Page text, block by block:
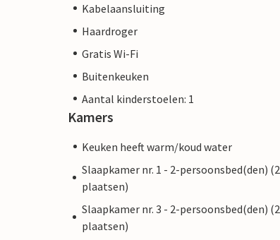
Kabelaansluiting
Haardroger
Gratis Wi-Fi
Buitenkeuken
Aantal kinderstoelen: 1
Kamers
Keuken heeft warm/koud water
Slaapkamer nr. 1 - 2-persoonsbed(den) (2
plaatsen)
Slaapkamer nr. 3 - 2-persoonsbed(den) (2
plaatsen)